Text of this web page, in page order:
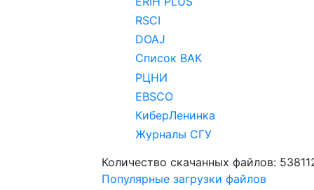
RSCI
DOAJ
Список ВАК
РЦНИ
EBSCO
КиберЛенинка
Журналы СГУ
Количество скачанных файлов:
Популярные загрузки файлов